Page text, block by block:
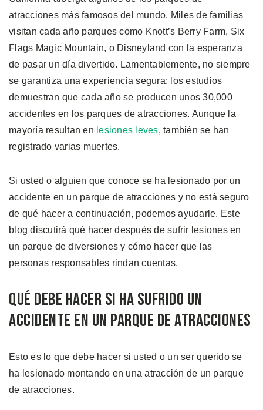
atracciones más famosos del mundo. Miles de familias
visitan cada año parques como Knott’s Berry Farm, Six
Flags Magic Mountain, o Disneyland con la esperanza
de pasar un día divertido. Lamentablemente, no siempre
se garantiza una experiencia segura: los estudios
demuestran que cada año se producen unos 30,000
accidentes en los parques de atracciones. Aunque la
mayoría resultan en lesiones leves, también se han
registrado varias muertes.
Si usted o alguien que conoce se ha lesionado por un
accidente en un parque de atracciones y no está seguro
de qué hacer a continuación, podemos ayudarle. Este
blog discutirá qué hacer después de sufrir lesiones en
un parque de diversiones y cómo hacer que las
personas responsables rindan cuentas.
Qué Debe Hacer Si Ha Sufrido un
Accidente en un Parque de Atracciones
Esto es lo que debe hacer si usted o un ser querido se
ha lesionado montando en una atracción de un parque
de atracciones.